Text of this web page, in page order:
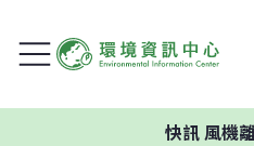
快訊風機離